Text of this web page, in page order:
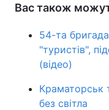
Вас також
54-та
"туристів",
(відео)
Краматорськ
без світла